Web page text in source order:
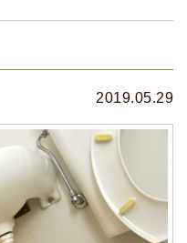
2019.05.29